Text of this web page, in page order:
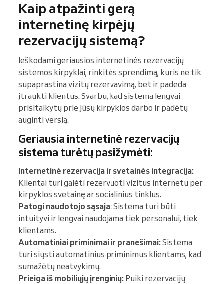
Kaip atpažinti gerą
internetinę kirpėjų
rezervacijų sistemą?
Ieškodami geriausios internetinės rezervacijų
sistemos kirpyklai, rinkitės sprendimą, kuris ne tik
supaprastina vizitų rezervavimą, bet ir padeda
įtraukti klientus. Svarbu, kad sistema lengvai
prisitaikytų prie jūsų kirpyklos darbo ir padėtų
auginti verslą.
Geriausia internetinė rezervacijų
sistema turėtų pasižymėti:
Internetinė rezervacija ir svetainės integracija:
Klientai turi galėti rezervuoti vizitus internetu per
kirpyklos svetainę ar socialinius tinklus.
Patogi naudotojo sąsaja:Sistema turi būti
intuityvi ir lengvai naudojama tiek personalui, tiek
klientams.
Automatiniai priminimai ir pranešimai:Sistema
turi siųsti automatinius priminimus klientams, kad
sumažėtų neatvykimų.
Prieiga iš mobiliųjų įrenginių: Puiki rezervacijų